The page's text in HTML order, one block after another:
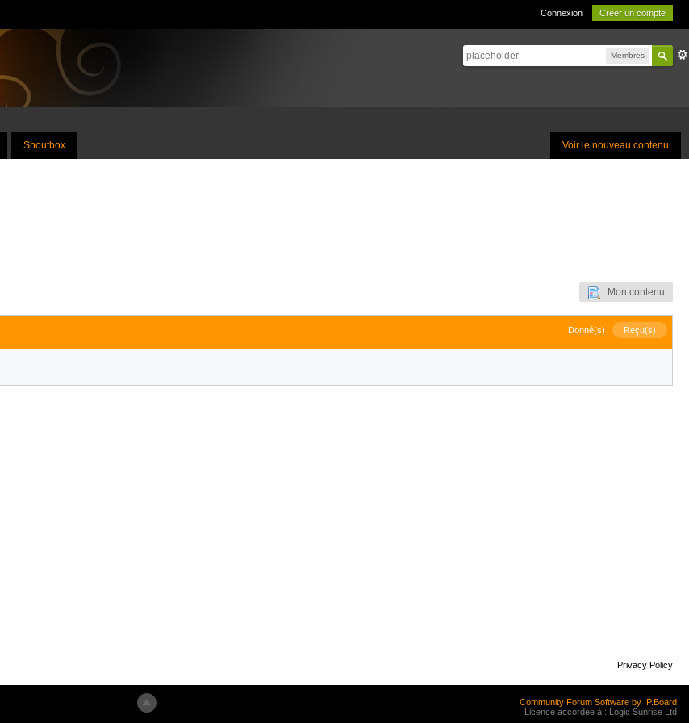
Connexion Créer un compte
Membres
Voir le nouveau contenu
Shoutbox
Mon contenu
Donné(s) Reçu(s)
Privacy Policy
Community Forum Software by IP.Board
Licence accordée à : Logic Sunrise Ltd